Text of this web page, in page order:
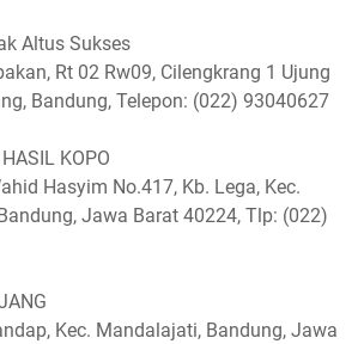
Altus Sukses
Rt 02 Rw09, Cilengkrang 1 Ujung
Bandung, Telepon: (022) 93040627
KOPO
Hasyim No.417, Kb. Lega, Kec.
Jawa Barat 40224, Tlp: (022)
Kec. Mandalajati, Bandung, Jawa